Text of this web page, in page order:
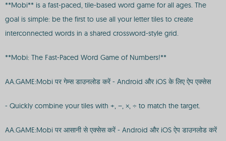
**Mobi** is a fast-paced, tile-based word game for all ages. The
goal is simple: be the first to use all your letter tiles to create
interconnected words in a shared crossword-style grid.
**Mobi: The Fast-Paced Word Game of Numbers!**
AA.GAME:Mobi पर गेम्स डाउनलोड करें - Android और iOS के लिए ऐप एक्सेस
- Quickly combine your tiles with +, −, ×, ÷ to match the target.
AA.GAME:Mobi पर आसानी से एक्सेस करें - Android और iOS ऐप डाउनलोड करें